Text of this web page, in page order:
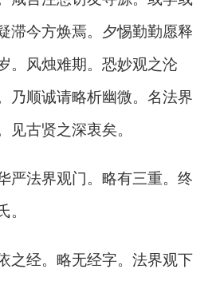
滞今方焕焉。夕惕勤勤愿释
。风烛难期。恐妙观之沦
乃顺诚请略析幽微。名法界
古贤之深衷矣。
严法界观门。略有三重。终
之经。略无经字。法界观下